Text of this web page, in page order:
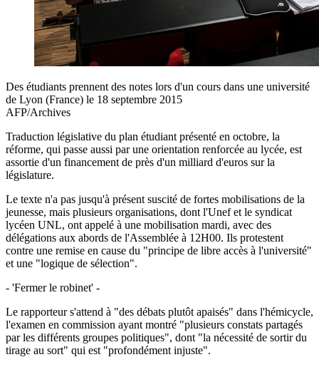
Des étudiants prennent des notes lors d'un cours dans une université
de Lyon (France) le 18 septembre 2015
AFP/Archives
Traduction législative du plan étudiant présenté en octobre, la
réforme, qui passe aussi par une orientation renforcée au lycée, est
assortie d'un financement de près d'un milliard d'euros sur la
législature.
Le texte n'a pas jusqu'à présent suscité de fortes mobilisations de la
jeunesse, mais plusieurs organisations, dont l'Unef et le syndicat
lycéen UNL, ont appelé à une mobilisation mardi, avec des
délégations aux abords de l'Assemblée à 12H00. Ils protestent
contre une remise en cause du "principe de libre accès à l'université"
et une "logique de sélection".
- 'Fermer le robinet' -
Le rapporteur s'attend à "des débats plutôt apaisés" dans l'hémicycle,
l'examen en commission ayant montré "plusieurs constats partagés
par les différents groupes politiques", dont "la nécessité de sortir du
tirage au sort" qui est "profondément injuste".